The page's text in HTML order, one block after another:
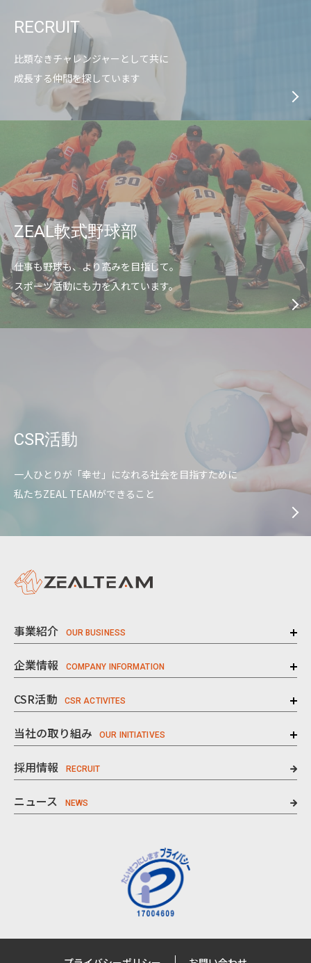
RECRUIT
比類なきチャレンジャーとして共に
成長する仲間を探しています
ZEAL軟式野球部
仕事も野球も、より高みを目指して。
スポーツ活動にも力を入れています。
CSR活動
一人ひとりが「幸せ」になれる社会を目指すために
私たちZEAL TEAMができること
事業紹介
企業情報
CSR活動
当社の取り組み
採用情報
ニュース